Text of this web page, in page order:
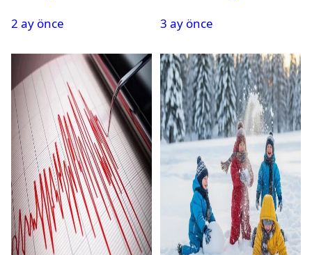
Gözaltına Alındı
2 ay önce
3 ay önce